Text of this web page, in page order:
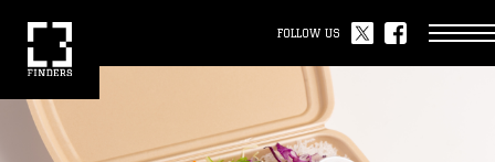
FOLLOW US